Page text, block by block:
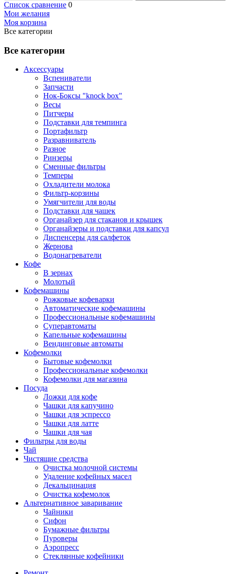
Список сравнение 0
Мои желания
Моя корзина
Все категории
Все категории
Аксессуары
Вспениватели
Запчасти
Нок-Боксы "knock box"
Весы
Питчеры
Подставки для темпинга
Портафильтр
Разравниватель
Разное
Ринзеры
Сменные фильтры
Темперы
Охладители молока
Фильтр-корзины
Умягчители для воды
Подставки для чашек
Органайзер для стаканов и крышек
Органайзеры и подставки для капсул
Диспенсеры для салфеток
Жернова
Водонагреватели
Кофе
В зернах
Молотый
Кофемашины
Рожковые кофеварки
Автоматические кофемашины
Профессиональные кофемашины
Суперавтоматы
Капельные кофемашины
Вендинговые автоматы
Кофемолки
Бытовые кофемолки
Профессиональные кофемолки
Кофемолки для магазина
Посуда
Ложки для кофе
Чашки для капучино
Чашки для эспрессо
Чашки для латте
Чашки для чая
Фильтры для воды
Чай
Чистящие средства
Очистка молочной системы
Удаление кофейных масел
Декальцинация
Очистка кофемолок
Альтернативное заваривание
Чайники
Сифон
Бумажные фильтры
Пуроверы
Аэропресс
Стеклянные кофейники